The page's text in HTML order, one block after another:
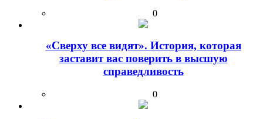
0
«Сверху все видят». История, которая
заставит вас поверить в высшую
справедливость
0